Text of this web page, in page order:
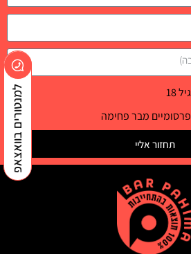
18
מבר פחימה
תחזור אליי למנטורים בוואצאפ